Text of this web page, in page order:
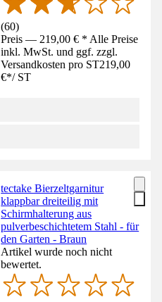
(60)
Preis — 219,00 € * Alle Preise
inkl. MwSt. und ggf. zzgl.
Versandkosten pro ST219,00
€*/ ST
tectake Bierzeltgarnitur
klappbar dreiteilig mit
Schirmhalterung aus
pulverbeschichtetem Stahl - für
den Garten - Braun
Artikel wurde noch nicht
bewertet.